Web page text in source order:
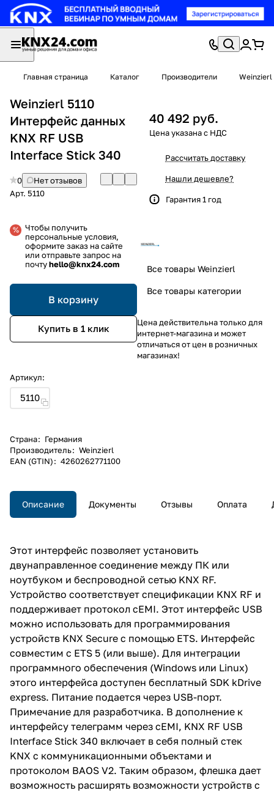
Главная страница Каталог Производители Weinzierl
Weinzierl 5110
Интерфейс данных
KNX RF USB
Interface Stick 340
0
Нет отзывов
Арт. 5110
Чтобы получить
персональные условия,
оформите заказ на сайте
или отправьте запрос на
почтуhello@knx24.com
В корзину
Купить в 1 клик
Артикул:
5110
Страна: Германия
Производитель: Weinzierl
EAN (GTIN): 4260262771100
40 492 руб.
Рассчитать доставку
Нашли дешевле?
Гарантия 1 год
Все товары Weinzierl
Все товары категории
Цена действительна только для
интернет-магазина и может
отличаться от цен в розничных
магазинах!
Описание Документы Отзывы Оплата
Этот интерфейс позволяет установить
двунаправленное соединение между ПК или
ноутбуком и беспроводной сетью KNX RF.
Устройство соответствует спецификации KNX RF и
поддерживает протокол cEMI. Этот интерфейс USB
можно использовать для программирования
устройств KNX Secure с помощью ETS. Интерфейс
совместим с ETS 5 (или выше). Для интеграции
программного обеспечения (Windows или Linux)
этого интерфейса доступен бесплатный SDK kDrive
express. Питание подается через USB-порт.
Примечание для разработчика. В дополнение к
интерфейсу телеграмм через cEMI, KNX RF USB
Interface Stick 340 включает в себя полный стек
KNX с коммуникационными объектами и
протоколом BAOS V2. Таким образом, флешка дает
возможность расширять возможности устройств с